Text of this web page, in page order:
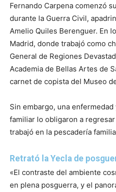
Fernando Carpena comenzó
durante la Guerra Civil,
Amelio Quiles Berenguer. En
Madrid, donde trabajó como
General de Regiones
Academia de Bellas Artes de
carnet de copista del Museo
Sin embargo, una
familiar lo obligaron a
trabajó en la pescadería
Retrató la Yecla de
«El contraste del ambiente
en plena posguerra, y el